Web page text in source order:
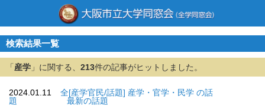
検索結果一覧
「 産学 」に関する、 213件の記事がヒットしました。
2024.01.11
全[産学官民/話題] 産学・官学・民学 の話
題 最新の話題